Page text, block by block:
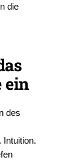
die
ein
des
Intuition.